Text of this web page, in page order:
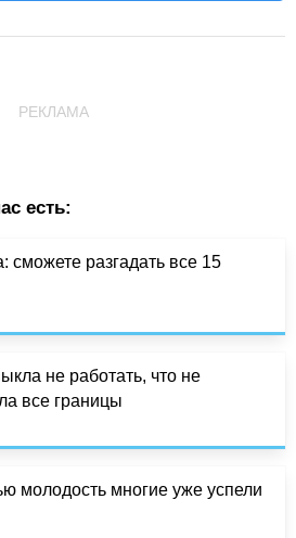
РЕКЛАМА
есть:
сможете разгадать все 15
не работать, что не
все границы
молодость многие уже успели